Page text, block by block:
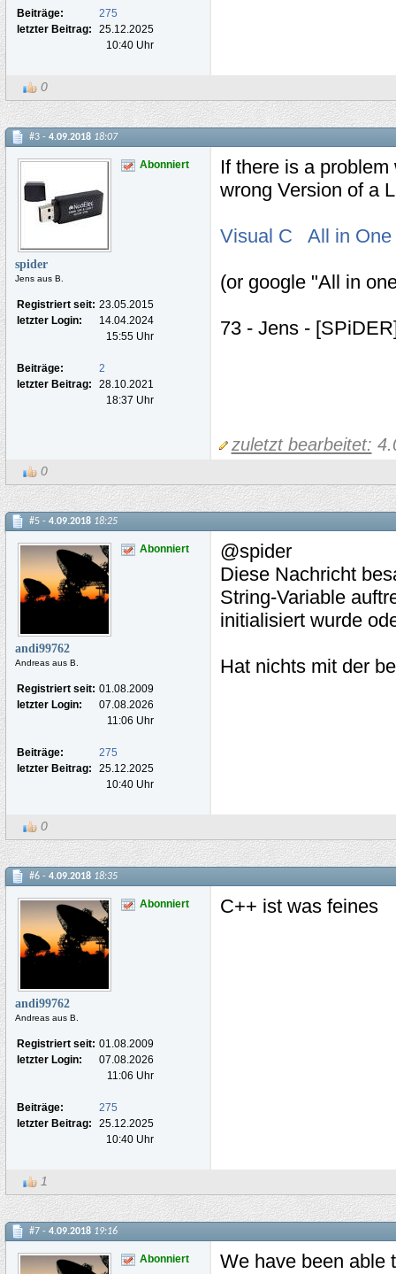
Beiträge:
275
letzter Beitrag:
25.12.2025
10:40 Uhr
0
#3 - 4.09.2018 18:07
Abonniert
spider
Jens aus B.
Registriert seit: 23.05.2015
letzter Login:
14.04.2024
15:55 Uhr
Beiträge:
2
letzter Beitrag:
28.10.2021
18:37 Uhr
If there is a
wrong Version of a
Visual C All in One
(or google "All in
73 - Jens -
zuletzt bearbeitet:
0
#5 - 4.09.2018 18:25
Abonniert
andi99762
Andreas aus B.
Registriert seit: 01.08.2009
letzter Login:
07.08.2026
11:06 Uhr
Beiträge:
275
letzter Beitrag:
25.12.2025
10:40 Uhr
@spider
Diese Nachricht
String-Variable
initialisiert wurde
Hat nichts mit der
0
#6 - 4.09.2018 18:35
Abonniert
andi99762
Andreas aus B.
Registriert seit: 01.08.2009
letzter Login:
07.08.2026
11:06 Uhr
Beiträge:
275
letzter Beitrag:
25.12.2025
10:40 Uhr
C++ ist was feines
1
#7 - 4.09.2018 19:16
Abonniert
We have been able